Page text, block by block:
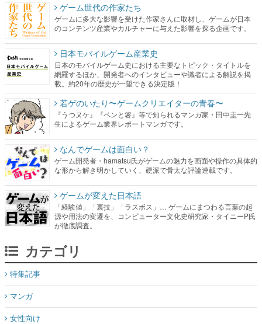
ゲーム世代の作家たち
ゲームに多大な影響を受けた作家さんに取材し、ゲームが日本
のコンテンツ産業やカルチャーに与えた影響を探る企画です。
日本モバイルゲーム産業史
日本のモバイルゲーム史における主要なトピック・タイトルを
網羅するほか、開発者へのインタビューや識者による解説を掲
載。約20年の歴史が一望できる決定版！
若ゲのいたり〜ゲームクリエイターの青春〜
『うつヌケ』『ペンと箸』等で知られるマンガ家・田中圭一先
生によるゲーム業界レポートマンガです。
なんでゲームは面白い？
ゲーム開発者・hamatsu氏がゲームの魅力を画面や操作の具体的
な形から解き明かしていく、硬派で骨太な評論連載です。
ゲームが変えた日本語
「経験値」「裏技」「ラスボス」… ゲームにまつわる言葉の起
源や用法の変遷を、コンピューター文化史研究家・タイニーP氏
が徹底調査。
カテゴリ
特集記事
マンガ
女性向け